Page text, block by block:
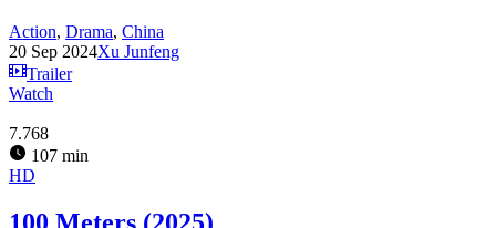
Action, Drama, China
20 Sep 2024Xu Junfeng
Trailer
Watch
7.768
107 min
HD
100 Meters (2025)